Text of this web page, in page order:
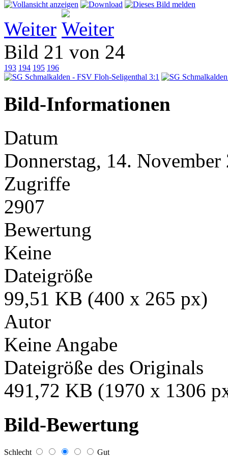
Weiter
Bild 21 von 24
193 194 195 196
Bild-Informationen
Datum
Donnerstag, 14. November
Zugriffe
2907
Bewertung
Keine
Dateigröße
99,51 KB (400 x 265 px)
Autor
Keine Angabe
Dateigröße des Originals
491,72 KB (1970 x 1306
Bild-Bewertung
Schlecht Gut